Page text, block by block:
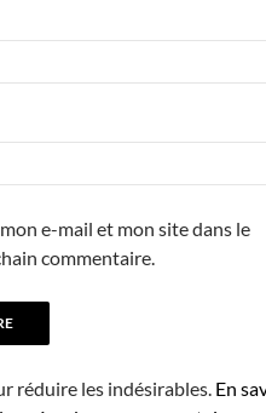
e-mail et mon site dans le
commentaire.
réduire les indésirables. En